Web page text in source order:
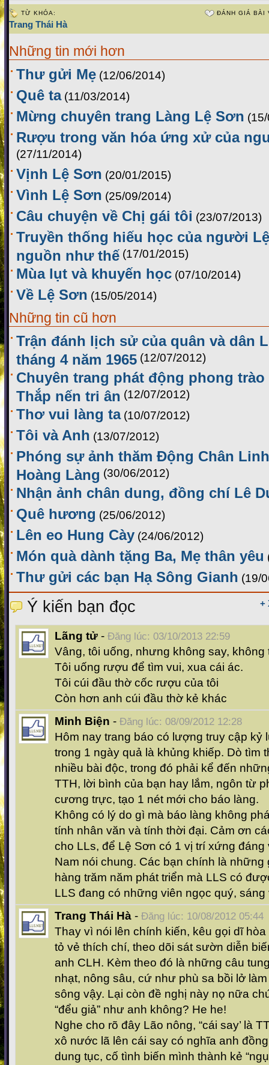
TỪ KHÓA:
Trang Thái Hà
ĐÁNH GIÁ BÀI
Những tin mới hơn
Thư gửi Mẹ (12/06/2014)
Quê ta (11/03/2014)
Mừng chuyên trang Làng Lệ Sơn
Rượu trong văn hóa ứng xử của
(27/11/2014)
Vịnh Lệ Sơn (20/01/2015)
Vình Lệ Sơn (25/09/2014)
Câu chuyện về Chị gái tôi (23/07/2013)
Truyền thống hiếu học của người
nguồn như thế (17/01/2015)
Mùa lụt và khuyến học (07/10/2014)
Về Lệ Sơn (15/05/2014)
Những tin cũ hơn
Trận đánh lịch sử của quân và dân
tháng 4 năm 1965 (12/07/2012)
Chuyên trang phát động phong trào
Thắp nến tri ân (12/07/2012)
Thơ vui làng ta (10/07/2012)
Tôi và Anh (13/07/2012)
Phóng sự ảnh thăm Động Chân
Hoàng Làng (30/06/2012)
Nhận ảnh chân dung, đồng chí Lê
Quê hương (25/06/2012)
Lên eo Hung Cày (24/06/2012)
Món quà dành tặng Ba, Mẹ thân yêu
Thư gửi các bạn Hạ Sông Gianh (19/
+
Ý kiến bạn đọc
Lãng tử - Đăng lúc: 03/10/2013 22:59
Vâng, tôi uống, nhưng không say, không
Tôi uống rượu để tìm vui, xua cái ác.
Tôi cúi đầu thờ cốc rượu của tôi
Còn hơn anh cúi đầu thờ kẻ khác
Minh Biện - Đăng lúc: 08/09/2012 12:28
Hôm nay trang báo có lượng truy cập kỷ
trong 1 ngày quả là khủng khiếp. Dò tìm
nhiều bài độc, trong đó phải kể đến
TTH, lời bình của bạn hay lắm, ngôn từ
cương trực, tạo 1 nét mới cho báo làng.
Không có lý do gì mà báo làng không
tính nhân văn và tính thời đại. Cảm ơn
cho LLs, để Lệ Sơn có 1 vị trí xứng đáng
Nam nói chung. Các bạn chính là những
hàng trăm năm phát triển mà LLS có
LLS đang có những viên ngọc quý, sáng
Trang Thái Hà - Đăng lúc: 10/08/2012 05:44
Thay vì nói lên chính kiến, kêu gọi dĩ
tỏ vẻ thích chí, theo dõi sát sườn diễn
anh CLH. Kèm theo đó là những câu
nhạt, nông sâu, cứ như phù sa bồi lở
sông vậy. Lại còn đề nghị này nọ nữa
“đểu giả” như anh không? He he!
Nghe cho rõ đây Lão nông, “cái say’ là
xô nước lã lên cái say có nghĩa anh
dung tục, cố tình biến mình thành kẻ